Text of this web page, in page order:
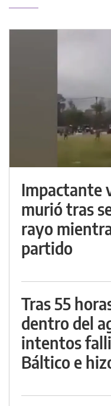
Impactante
murió tras
rayo
partido
Tras 55
dentro del
intentos
Báltico e